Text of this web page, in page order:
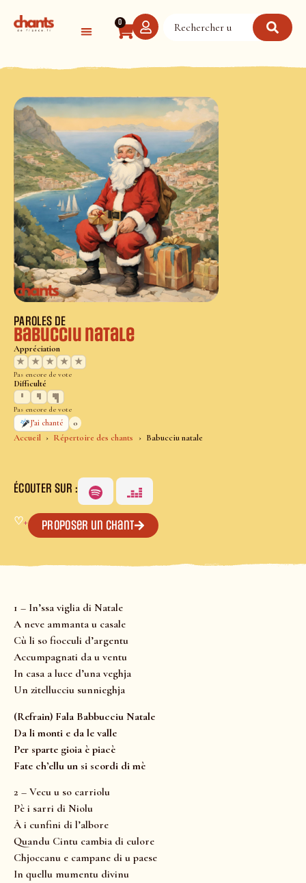
0
Accueil Répertoire des chants Babucciu natale
PAROLES DE
Babucciu natale
Appréciation
★
★ ★ ★ ★
Pas encore de vote
Difficulté
Pas encore de vote
J’ai chanté
0
ÉCOUTER SUR :
♡+ Proposer un chant
1 – In’ssa viglia di Natale
A neve ammanta u casale
Cù li so fiocculi d’argentu
Accumpagnati da u ventu
In casa a luce d’una veghja
Un zitellucciu sunnieghja
(Refrain) Fala Babbucciu Natale
Da li monti e da le valle
Per sparte gioia è piacè
Fate ch’ellu un si scordi di mè
2 – Vecu u so carriolu
Pè i sarri di Niolu
À i cunfini di l’albore
Quandu Cintu cambia di culore
Chjoccanu e campane di u paese
In quellu mumentu divinu